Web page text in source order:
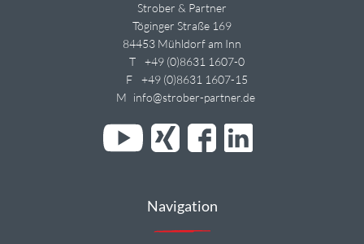
Strober & Partner
Töginger Straße 169
84453 Mühldorf am Inn
T
+49 (0)8631 1607-0
F
+49 (0)8631 1607-15
M info@strober-partner.de
Navigation